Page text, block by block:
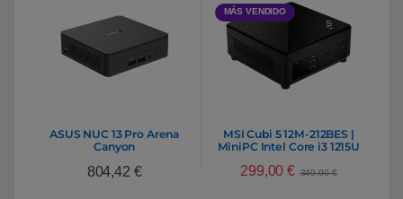
ASUS NUC 13 Pro Arena
Canyon
Pc Intel Core i7-1360P
804,42 €
MÁS VENDIDO
MSI Cubi 5 12M-212BES |
MiniPC Intel Core i3 1215U
299,00€ 349,00€